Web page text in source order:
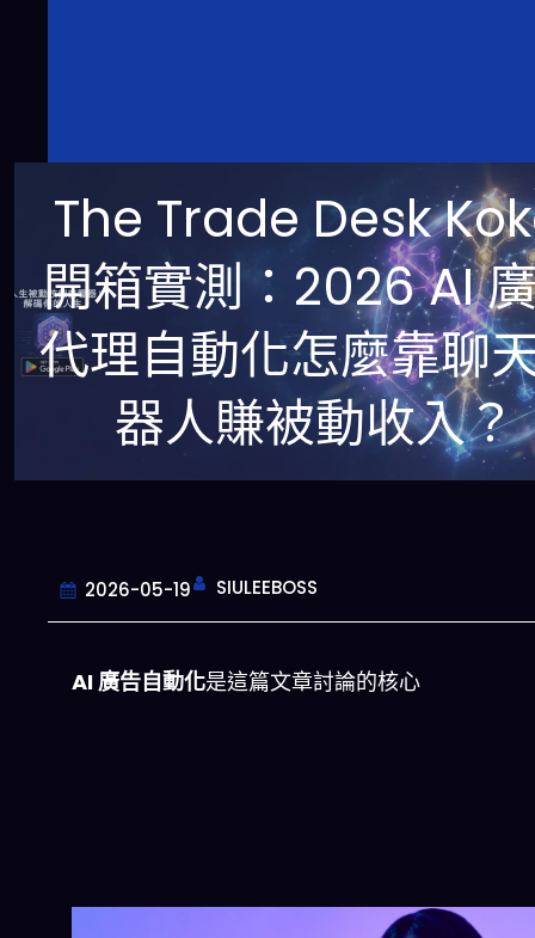
The Trade Desk
開箱實測：2026 AI
代理自動化怎麼靠聊
器人賺被動收入？
2026-05-19 SIULEEBOSS
AI 廣告自動化是這篇文章討論的核心